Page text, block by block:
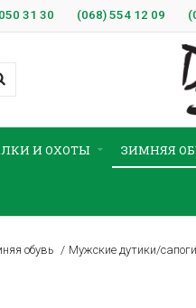
050 31 30 (068) 554 12 09
И ОХОТЫ ЗИМНЯЯ
обувь Мужские дутики/сапоги